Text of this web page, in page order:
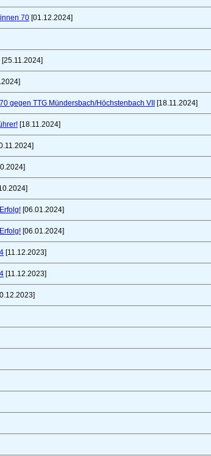
70 [01.12.2024]
[25.11.2024]
gegen TTG Mündersbach/Höchstenbach VII [18.11.2024]
[18.11.2024]
[06.01.2024]
[06.01.2024]
[11.12.2023]
[11.12.2023]